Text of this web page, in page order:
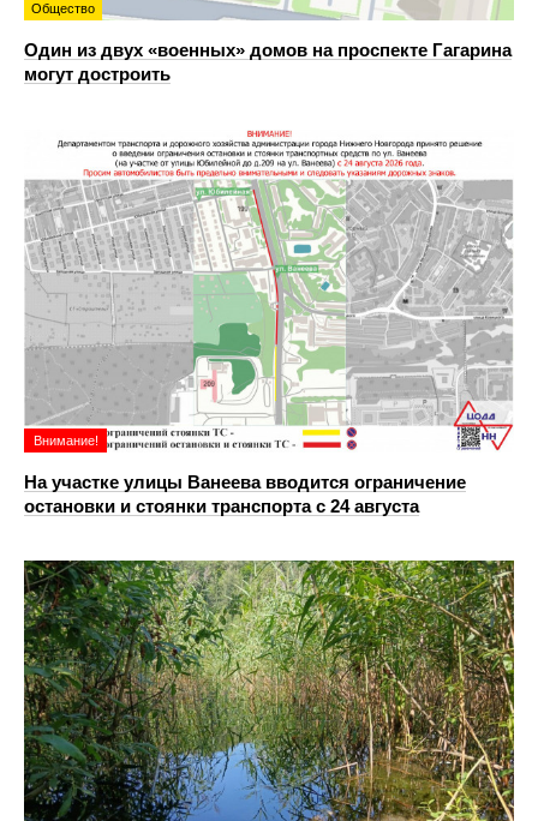
Общество
Один из двух «военных» домов на проспекте Гагарина
могут достроить
Внимание!
На участке улицы Ванеева вводится ограничение
остановки и стоянки транспорта с 24 августа